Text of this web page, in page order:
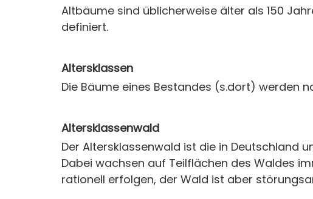
Altbäume sind üblicherweise älter als 150
definiert.
Altersklassen
Die Bäume eines Bestandes (s.dort) werden
Altersklassenwald
Der Altersklassenwald ist die in Deutschland
Dabei wachsen auf Teilflächen des Waldes
rationell erfolgen, der Wald ist aber